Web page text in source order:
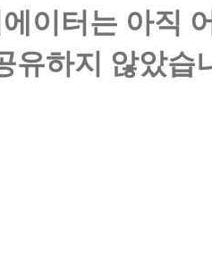
이터는 아직
유하지 않았습